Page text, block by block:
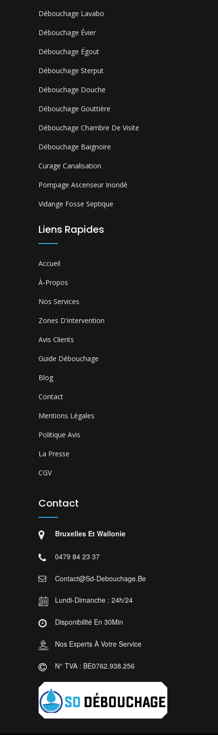
Débouchage Lavabo
Débouchage Évier
Débouchage Égout
Débouchage Sterput
Débouchage Douche
Débouchage Gouttière
Débouchage Chambre De Visite
Débouchage Baignoire
Curage Canalisation
Pompage Ascenseur Inondé
Vidange Fosse Septique
Liens Rapides
Accueil
À-Propos
Nos Services
Zones D'intervention
Avis Clients
Guide Débouchage
Blog
Contact
Mentions Légales
Politique Avis
La Presse
CGV
Contact
Bruxelles Et Wallonie
0479 84 23 37
Contact@sd-Debouchage.be
Lundi-Dimanche : 24h/24
Disponibilité En 30Min
Nos Experts À Votre Service
N° TVA : BE0762.938.256